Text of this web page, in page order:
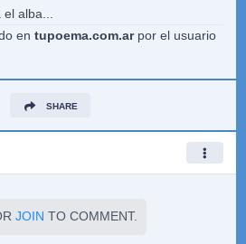
alba...
en tupoema.com.arpor el usuario
SHARE
JOIN TO COMMENT.